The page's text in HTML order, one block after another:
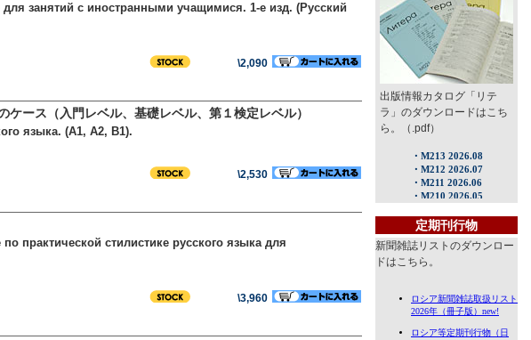
занятий с иностранными учащимися. 1-е изд. (Русский
\2,090
ース（入門レベル、基礎レベル、第１検定レベル）
языка. (A1, A2, B1).
\2,530
практической стилистике русского языка для
\3,960
出版情報カタログ「リテ
ラ」のダウンロードはこち
ら。（.pdf）
定期刊行物
新聞雑誌リストのダウンロー
ドはこちら。